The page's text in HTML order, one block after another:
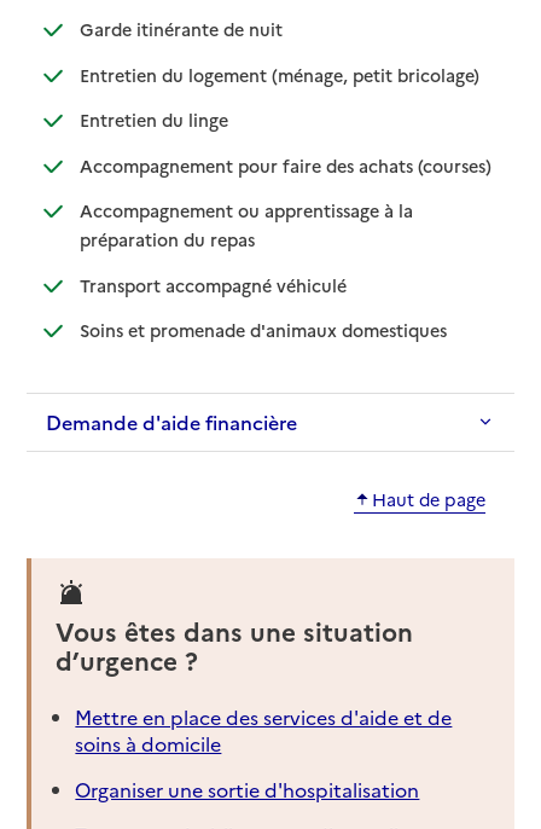
Garde itinérante de nuit: disponible
: non disponible
Entretien du logement (ménage, petit bricolage): disponible
: non
Entretien du linge: disponible
: non disponible
Accompagnement pour faire des achats (courses)
:
: non
Accompagnement ou apprentissage à la
préparation du repas: disponible
: non disponible
Transport accompagné véhiculé: disponible
: non disponible
Soins et promenade d'animaux domestiques: disponible
: non
Demande d'aide financière
Haut de page
Vous êtes dans une situation
d’urgence ?
Mettre en place des services d'aide et de
soins à domicile
Organiser une sortie d'hospitalisation